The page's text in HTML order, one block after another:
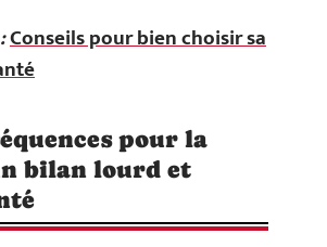
Conseils pour bien choisir sa
pour la
bilan lourd et